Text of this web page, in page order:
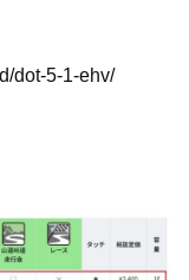
dot-5-1-ehv/